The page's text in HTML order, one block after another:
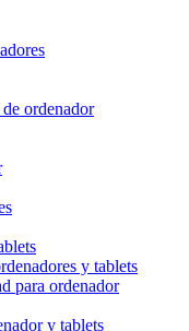
ordenador
y tablets
para ordenador
y tablets